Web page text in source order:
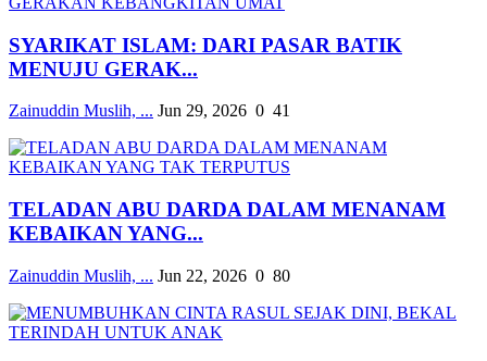
SYARIKAT ISLAM: DARI PASAR BATIK
MENUJU GERAK...
Zainuddin Muslih, ... Jun 29, 2026 0 41
TELADAN ABU DARDA DALAM MENANAM
KEBAIKAN YANG...
Zainuddin Muslih, ... Jun 22, 2026 0 80